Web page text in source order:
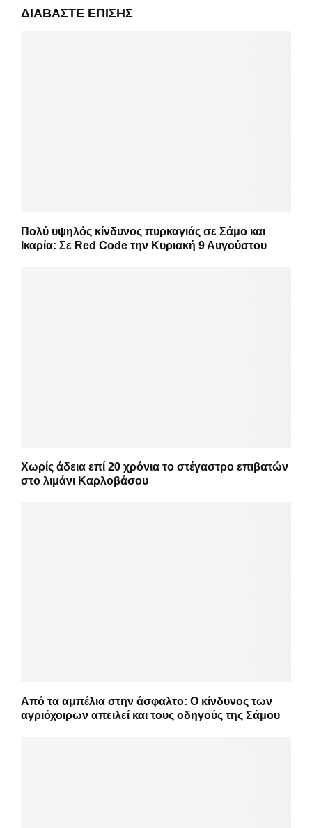
ΔΙΑΒΆΣΤΕ ΕΠΊΣΗΣ
Πολύ υψηλός κίνδυνος πυρκαγιάς σε Σάμο και
Ικαρία: Σε Red Code την Κυριακή 9 Αυγούστου
Χωρίς άδεια επί 20 χρόνια το στέγαστρο επιβατών
στο λιμάνι Καρλοβάσου
Από τα αμπέλια στην άσφαλτο: Ο κίνδυνος των
αγριόχοιρων απειλεί και τους οδηγούς της Σάμου